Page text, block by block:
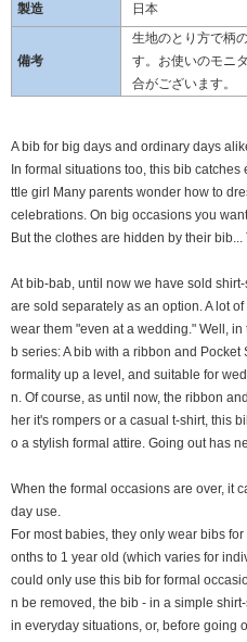
製造
日本
備考
生地のとり方で柄
す。お使いのモニ
合がございます。
A bib for big days and ordinary days
In formal situations too, this bib
ttle girl Many parents wonder how to
celebrations. On big occasions you
But the clothes are hidden by their
At bib-bab, until now we have sold
are sold separately as an option. A lot
wear them "even at a wedding." Well,
b series: A bib with a ribbon and
formality up a level, and suitable for
n. Of course, as until now, the ribbon
her it's rompers or a casual t-shirt, this
o a stylish formal attire. Going out has
When the formal occasions are over, it
day use.
For most babies, they only wear bibs
onths to 1 year old (which varies for
could only use this bib for formal
n be removed, the bib - in a simple
in everyday situations, or, before going